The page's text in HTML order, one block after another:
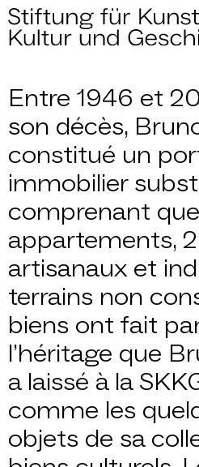
Entre 1946 et
son décès,
constitué un
immobilier
comprenant
appartements,
artisanaux et
terrains non
biens ont fait
l’héritage que
a laissé à la
comme les
objets de sa